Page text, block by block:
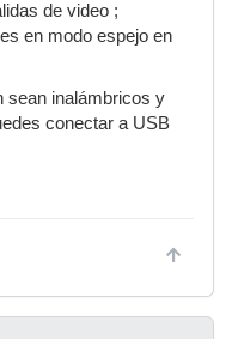
de video ;
en modo espejo en
sean inalámbricos y
conectar a USB